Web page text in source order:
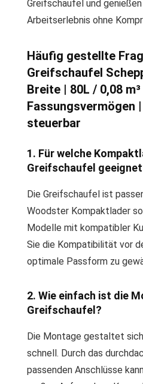
Greifschaufel und
Arbeitserlebnis ohne
Häufig gestellte
Greifschaufel
Breite | 80L / 0,08 m³
Fassungsvermögen
steuerbar
1. Für welche
Greifschaufel
Die Greifschaufel ist
Woodster Kompaktlader
Modelle mit kompatibler
Sie die Kompatibilität vor
optimale Passform zu
2. Wie einfach ist die
Greifschaufel?
Die Montage gestaltet
schnell. Durch das
passenden Anschlüsse